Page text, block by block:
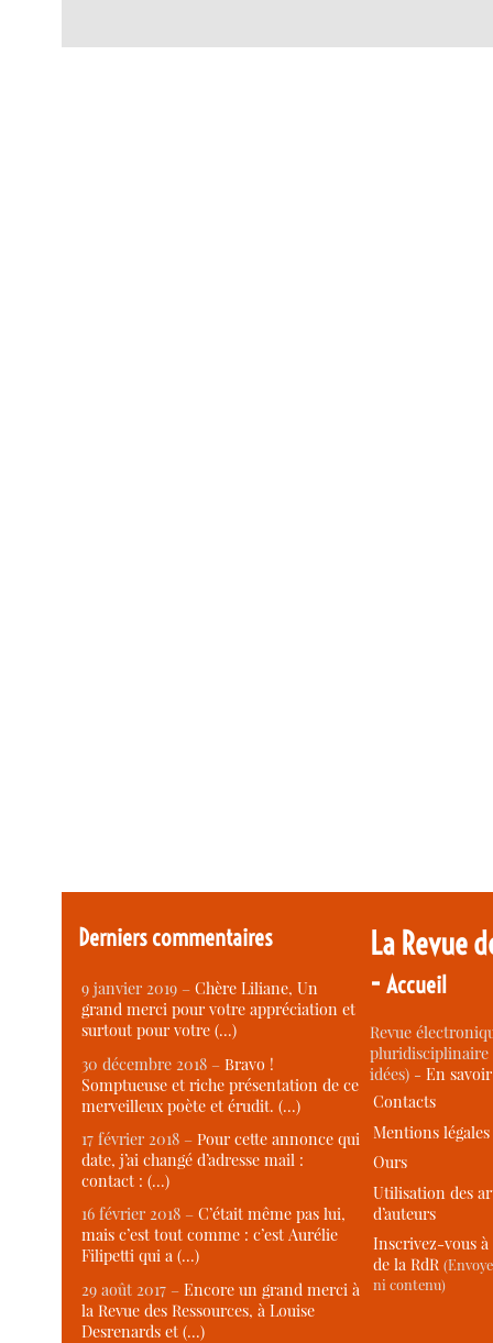
Derniers commentaires
9 janvier 2019 –Chère Liliane, Un
grand merci pour votre appréciation et
surtout pour votre (…)
30 décembre 2018 –Bravo !
Somptueuse et riche présentation de ce
merveilleux poète et érudit. (…)
17 février 2018 –Pour cette annonce qui
date, j’ai changé d’adresse mail :
contact : (…)
16 février 2018 –C’était même pas lui,
mais c’est tout comme : c’est Aurélie
Filipetti qui a (…)
29 août 2017 –Encore un grand merci à
la Revue des Ressources, à Louise
Desrenards et (…)
La Revue
-Accueil
Revue
idées) -En
Contacts
Mentions légales
Ours
Utilisation des
d’auteurs
Inscrivez-vous
de la RdR
ni contenu)